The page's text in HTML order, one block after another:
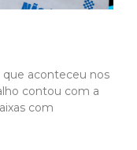
aconteceu nos
contou com a
com